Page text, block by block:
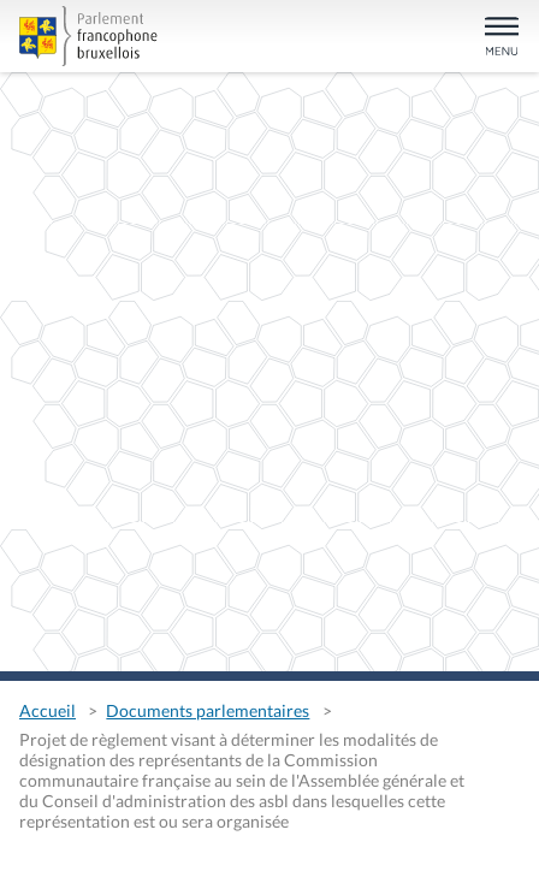
Accueil
Documents parlementaires
Projet de règlement visant à déterminer les modalités de
désignation des représentants de la Commission
communautaire française au sein de l'Assemblée générale et
du Conseil d'administration des asbl dans lesquelles cette
représentation est ou sera organisée